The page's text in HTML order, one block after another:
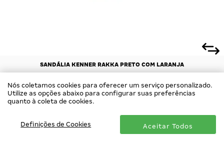
SANDÁLIA KENNER RAKKA PRETO COM LARANJA
R$ 189,90no Pix
Até3xdeR$ 66,63sem juros
COMPRAR
Nós coletamos cookies para oferecer um serviço personalizado.
Utilize as opções abaixo para configurar suas preferências
quanto à coleta de cookies.
Definições de Cookies Aceitar Todos